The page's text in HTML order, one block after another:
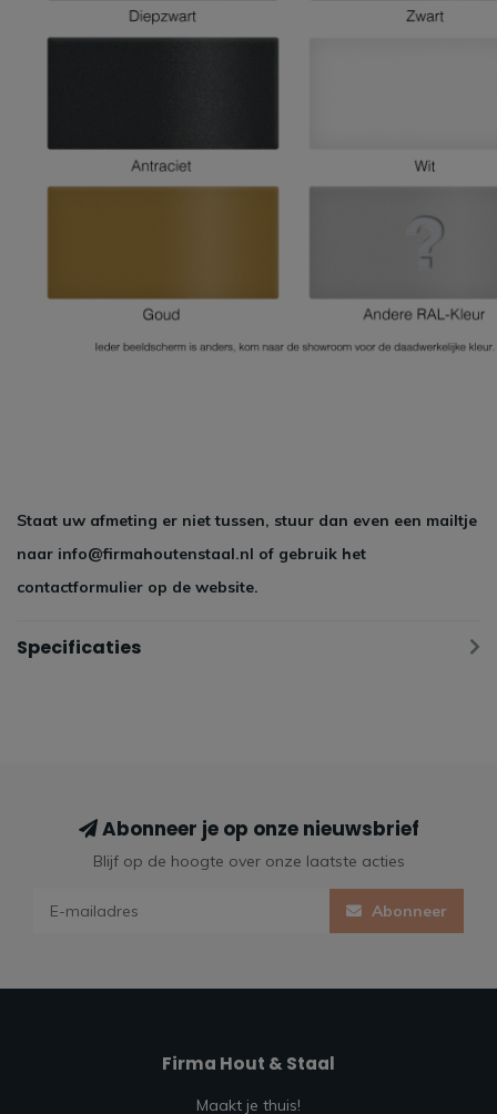
Staat uw afmeting er niet tussen, stuur dan even een mailtje
naar info@firmahoutenstaal.nl of gebruik het
contactformulier op de website.
Specificaties
Abonneer je op onze nieuwsbrief
Blijf op de hoogte over onze laatste acties
Abonneer
Firma Hout & Staal
Maakt je thuis!